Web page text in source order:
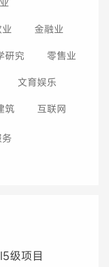
金融业
研究
零售业
文育娱乐
筑 互联网
级项目